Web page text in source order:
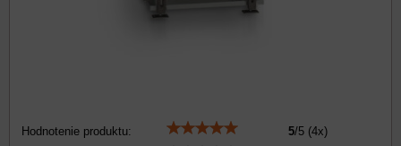
Hodnotenie produktu: 5/5 (4x)